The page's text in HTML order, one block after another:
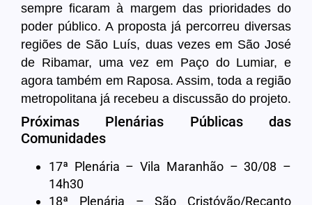
sempre ficaram à margem das prioridades do
poder público. A proposta já percorreu diversas
regiões de São Luís, duas vezes em São José
de Ribamar, uma vez em Paço do Lumiar, e
agora também em Raposa. Assim, toda a região
metropolitana já recebeu a discussão do projeto.
Próximas Plenárias Públicas das
Comunidades
17ª Plenária – Vila Maranhão – 30/08 –
14h30
18ª Plenária – São Cristóvão/Recanto